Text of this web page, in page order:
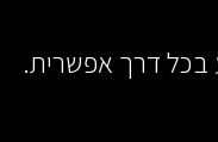
בכל דרך אפשרית.